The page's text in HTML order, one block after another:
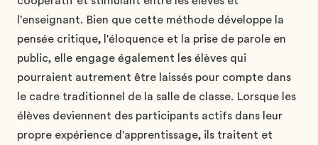
l'enseignant. Bien que cette méthode développe la
pensée critique, l'éloquence et la prise de parole en
public, elle engage également les élèves qui
pourraient autrement être laissés pour compte dans
le cadre traditionnel de la salle de classe. Lorsque les
élèves deviennent des participants actifs dans leur
propre expérience d'apprentissage, ils traitent et